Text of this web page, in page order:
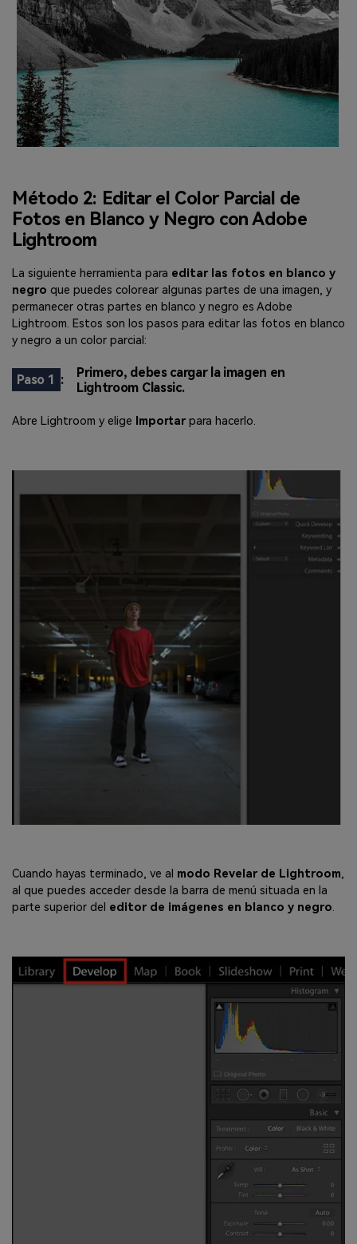
Método 2: Editar el Color Parcial de
Fotos en Blanco y Negro con Adobe
Lightroom
La siguiente herramienta para editar las fotos en blanco y
negro que puedes colorear algunas partes de una imagen, y
permanecer otras partes en blanco y negro es Adobe
Lightroom. Estos son los pasos para editar las fotos en blanco
y negro a un color parcial:
Paso 1 :
Primero, debes cargar la imagen en
Lightroom Classic.
Abre Lightroom y elige Importar para hacerlo.
Cuando hayas terminado, ve al modo Revelar de Lightroom,
al que puedes acceder desde la barra de menú situada en la
parte superior del editor de imágenes en blanco y negro.